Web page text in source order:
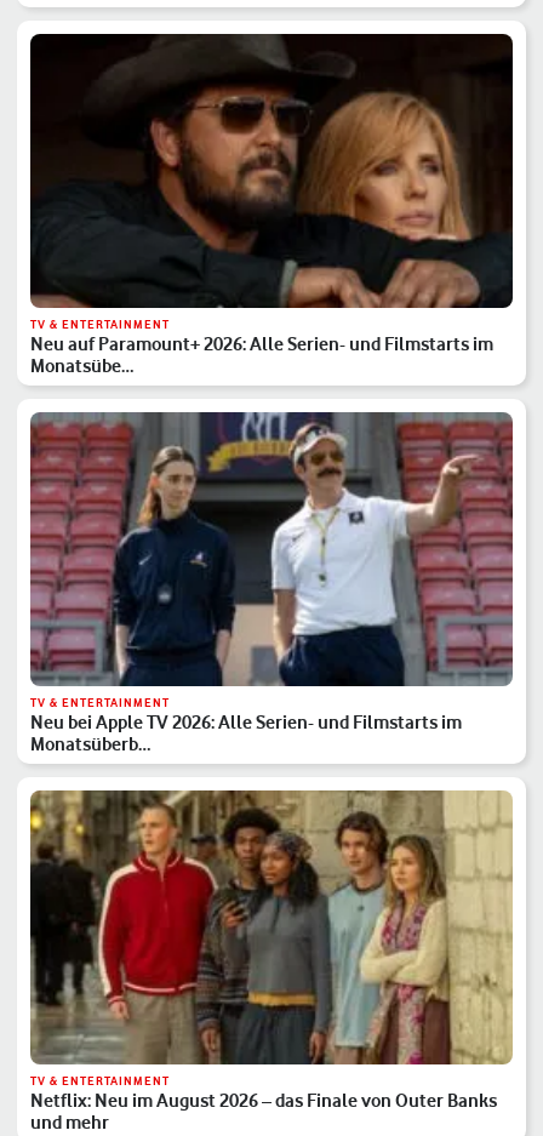
TV & ENTERTAINMENT
Neu auf Paramount+ 2026: Alle Serien- und Filmstarts im
Monatsübe…
TV & ENTERTAINMENT
Neu bei Apple TV 2026: Alle Serien- und Filmstarts im
Monatsüberb…
TV & ENTERTAINMENT
Netflix: Neu im August 2026 – das Finale von Outer Banks
und mehr